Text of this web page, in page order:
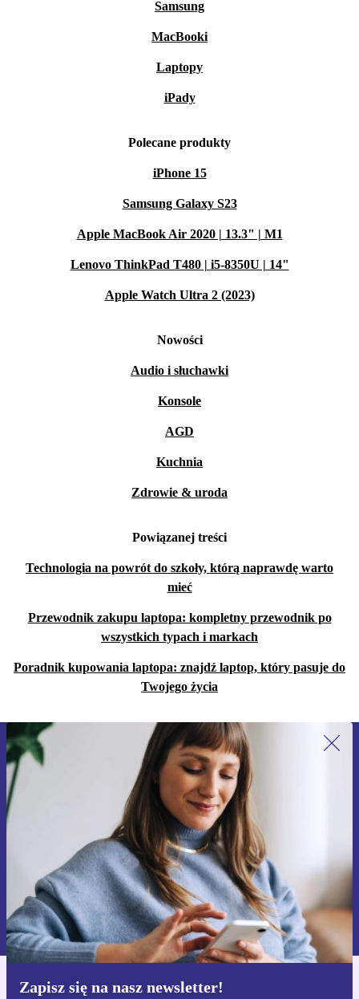
Samsung
MacBooki
Laptopy
iPady
Polecane produkty
iPhone 15
Samsung Galaxy S23
Apple MacBook Air 2020 | 13.3" | M1
Lenovo ThinkPad T480 | i5-8350U | 14"
Apple Watch Ultra 2 (2023)
Nowości
Audio i słuchawki
Konsole
AGD
Kuchnia
Zdrowie & uroda
Powiązanej treści
Technologia na powrót do szkoły, którą naprawdę warto
mieć
Przewodnik zakupu laptopa: kompletny przewodnik po
wszystkich typach i markach
Poradnik kupowania laptopa: znajdź laptop, który pasuje do
Twojego życia
Zapisz się na nasz newsletter!
Zapisz się na nasz newsletter!
Nie przegap żadnej oferty.
Zarejestruj się
Informacje na temat używania danych osobowych znajdują się w
naszej
Polityce prywatności
Pobierz aplikację refurbed